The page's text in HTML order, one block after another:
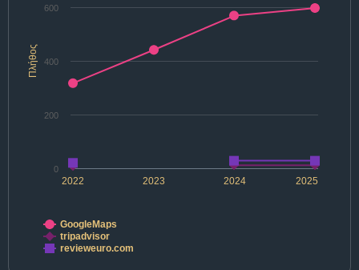
Πλήθος
2022 2024
2023 2025
0
200
400
600
GoogleMaps
tripadvisor
revieweuro.com